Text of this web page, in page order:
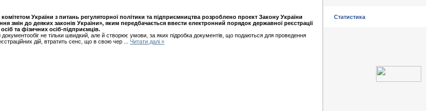
України з питань регуляторної політики та підприємництва розроблено проект Закону України
змін до деяких законів України», яким передбачається ввести електронний порядок державної реєстрації
та фізичних осіб-підприємців.
документообіг не тільки швидкий, але й створює умови, за яких підробка документів, що подаються для проведення
дій, втратить сенс, що в свою чер
Читати далі »
Статистика